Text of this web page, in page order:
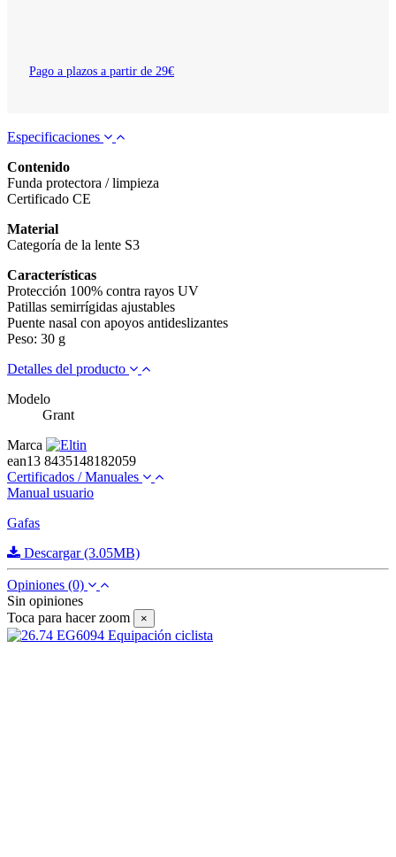
Pago a plazos a partir de 29€
Especificaciones
Contenido
Funda protectora / limpieza
Certificado CE
Material
Categoría de la lente S3
Características
Protección 100% contra rayos UV
Patillas semirrígidas ajustables
Puente nasal con apoyos antideslizantes
Peso: 30 g
Detalles del producto
Modelo
Grant
Marca
ean13 8435148182059
Certificados / Manuales
Manual usuario
Gafas
Descargar (3.05MB)
Opiniones (0)
Sin opiniones
Toca para hacer zoom
×